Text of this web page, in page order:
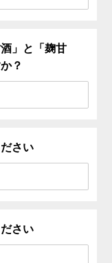
」と「麹甘
？
さい
さい